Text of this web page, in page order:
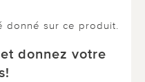
donné sur ce produit.
donnez votre